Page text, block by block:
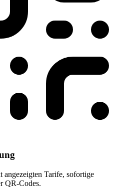
angezeigten Tarife, sofortige
QR-Codes.